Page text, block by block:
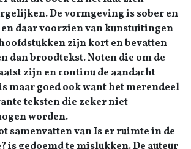
De vormgeving is sober en
daar voorzien van kunstuitingen
zijn kort en bevatten
dan broodtekst. Noten die om de
zijn en continu de aandacht
maar goed ook want het merendeel
teksten die zeker niet
worden.
samenvatten van Is er ruimte in de